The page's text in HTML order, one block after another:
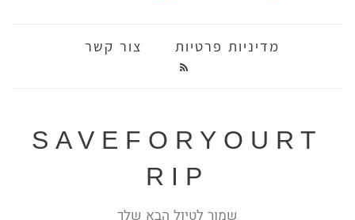
מדיניות פרטיות צור קשר
SAVEFORYOURT
RIP
שמור לטיול הבא שלך